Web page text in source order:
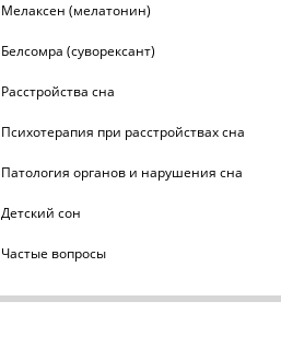
Мелаксен (мелатонин)
Белсомра (суворексант)
Расстройства сна
Психотерапия при расстройствах сна
Патология органов и нарушения сна
Детский сон
Частые вопросы